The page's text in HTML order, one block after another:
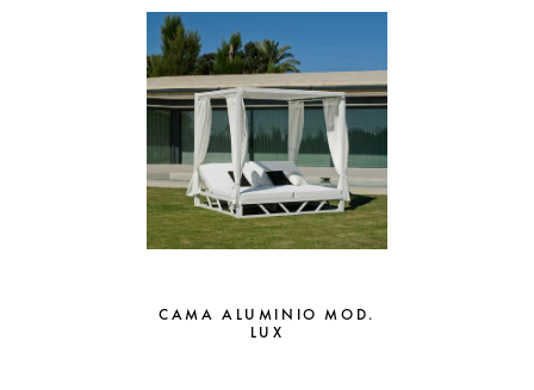
CAMA ALUMINIO MOD.
LUX